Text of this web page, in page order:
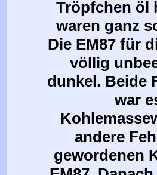
Tröpfchen öl
waren ganz
Die EM87 für
völlig
dunkel. Beide
war
andere
gewordenen